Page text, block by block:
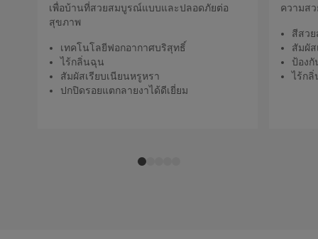
เพื่อบ้านที่สวยสมบูรณ์แบบและปลอดภัยต่อ
สุขภาพ
เทคโนโลยีฟอกอากาศบริสุทธิ์
ไร้กลิ่นฉุน
สัมผัสเรียบเนียนหรูหรา
ปกปิดรอยแตกลายงาได้ดีเยี่ยม
ความส
สีสว
สัมผั
ป้อง
ไร้กลิ่